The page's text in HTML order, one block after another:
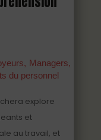
Managers
du personnel
explore
et
au travail, et